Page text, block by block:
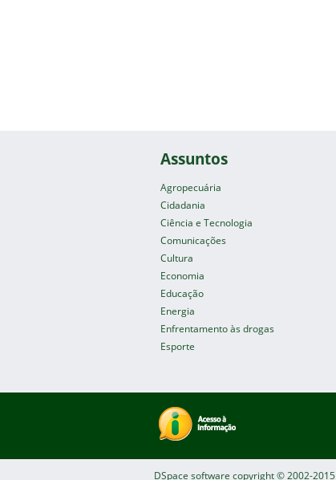
Assuntos
Agropecuária
Cidadania
Ciência e Tecnologia
Comunicações
Cultura
Economia
Educação
Energia
Enfrentamento às drogas
Esporte
DSpace software copyright © 2002-2015